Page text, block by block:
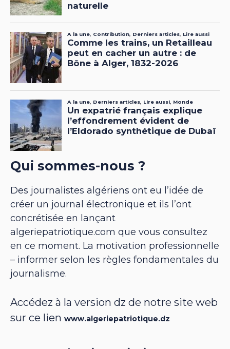
Qui sommes-nous ?
Des journalistes algériens ont eu l’idée de
créer un journal électronique et ils l’ont
concrétisée en lançant
algeriepatriotique.com que vous consultez
en ce moment. La motivation professionnelle
– informer selon les règles fondamentales du
journalisme.
Accédez à la version dz de notre site web
sur ce lien www.algeriepatriotique.dz